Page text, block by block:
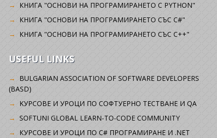
КНИГА "ОСНОВИ НА ПРОГРАМИРАНЕТО С PYTHON"
КНИГА "ОСНОВИ НА ПРОГРАМИРАНЕТО СЪС C#"
КНИГА "ОСНОВИ НА ПРОГРАМИРАНЕТО СЪС C++"
USEFUL LINKS
BULGARIAN ASSOCIATION OF SOFTWARE DEVELOPERS
(BASD)
KУРСОВЕ И УРОЦИ ПО СОФТУЕРНО ТЕСТВАНЕ И QA
SOFTUNI GLOBAL LEARN-TO-CODE COMMUNITY
КУРСОВЕ И УРОЦИ ПО C# ПРОГРАМИРАНЕ И .NET